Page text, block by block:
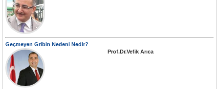
Geçmeyen Gribin Nedeni Nedir?
Prof.Dr.Vefik Arıca